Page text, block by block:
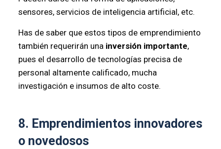
sensores, servicios de inteligencia artificial, etc.
Has de saber que estos tipos de emprendimiento
también requerirán unainversión importante,
pues el desarrollo de tecnologías precisa de
personal altamente calificado, mucha
investigación e insumos de alto coste.
8. Emprendimientos innovadores
o novedosos